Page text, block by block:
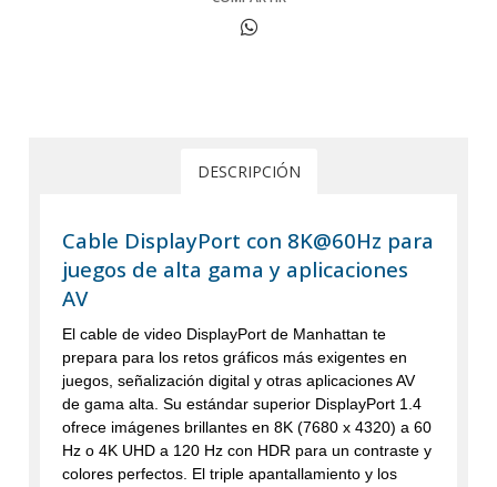
DESCRIPCIÓN
Cable DisplayPort con 8K@60Hz para
juegos de alta gama y aplicaciones
AV
El cable de video DisplayPort de Manhattan te
prepara para los retos gráficos más exigentes en
juegos, señalización digital y otras aplicaciones AV
de gama alta. Su estándar superior DisplayPort 1.4
ofrece imágenes brillantes en 8K (7680 x 4320) a 60
Hz o 4K UHD a 120 Hz con HDR para un contraste y
colores perfectos. El triple apantallamiento y los